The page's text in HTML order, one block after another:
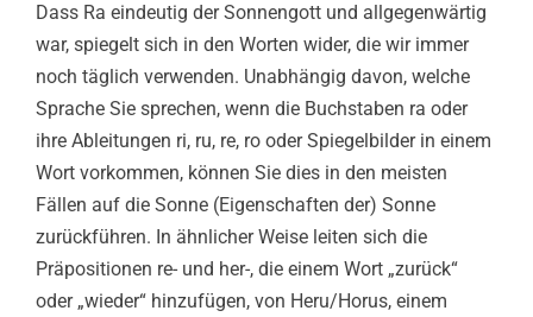
Dass Ra eindeutig der Sonnengott und allgegenwärtig
war, spiegelt sich in den Worten wider, die wir immer
noch täglich verwenden. Unabhängig davon, welche
Sprache Sie sprechen, wenn die Buchstaben ra oder
ihre Ableitungen ri, ru, re, ro oder Spiegelbilder in einem
Wort vorkommen, können Sie dies in den meisten
Fällen auf die Sonne (Eigenschaften der) Sonne
zurückführen. In ähnlicher Weise leiten sich die
Präpositionen re- und her-, die einem Wort „zurück“
oder „wieder“ hinzufügen, von Heru/Horus, einem